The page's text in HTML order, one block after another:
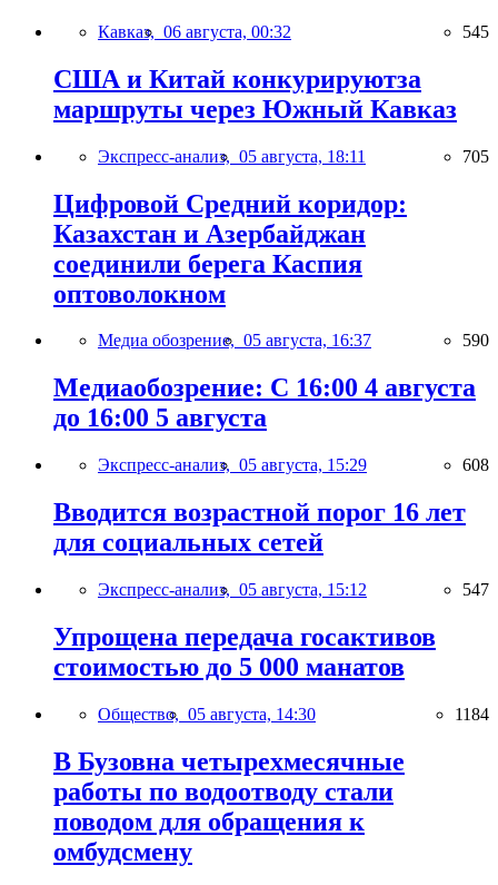
Кавказ, 06 августа, 00:32 545
США и Китай конкурируютза
маршруты через Южный Кавказ
Экспресс-анализ, 05 августа, 18:11 705
Цифровой Средний коридор:
Казахстан и Азербайджан
соединили берега Каспия
оптоволокном
Медиа обозрение, 05 августа, 16:37 590
Медиаобозрение: С 16:00 4 августа
до 16:00 5 августа
Экспресс-анализ, 05 августа, 15:29 608
Вводится возрастной порог 16 лет
для социальных сетей
Экспресс-анализ, 05 августа, 15:12 547
Упрощена передача госактивов
стоимостью до 5 000 манатов
Общество, 05 августа, 14:30 1184
В Бузовна четырехмесячные
работы по водоотводу стали
поводом для обращения к
омбудсмену